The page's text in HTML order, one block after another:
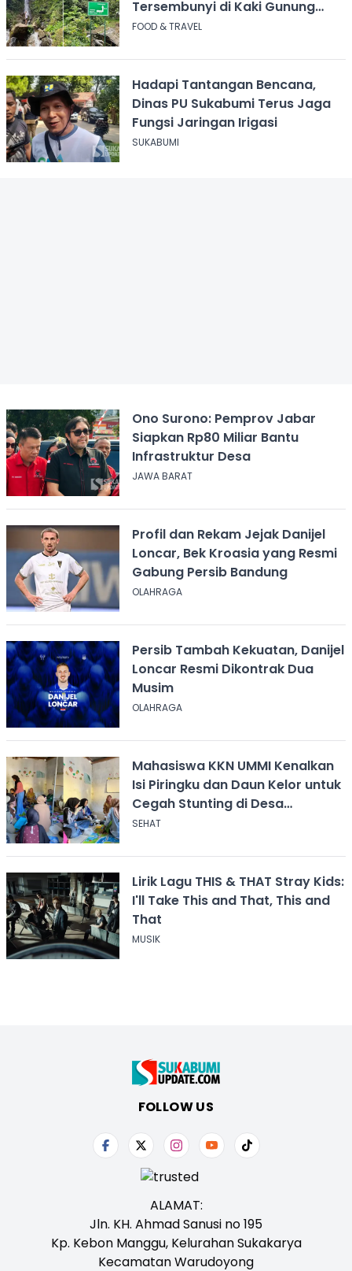
Tersembunyi di Kaki Gunung
Salak
FOOD & TRAVEL
Hadapi Tantangan Bencana,
Dinas PU Sukabumi Terus Jaga
Fungsi Jaringan Irigasi
SUKABUMI
Ono Surono: Pemprov Jabar
Siapkan Rp80 Miliar Bantu
Infrastruktur Desa
JAWA BARAT
Profil dan Rekam Jejak Danijel
Loncar, Bek Kroasia yang Resmi
Gabung Persib Bandung
OLAHRAGA
Persib Tambah Kekuatan, Danijel
Loncar Resmi Dikontrak Dua
Musim
OLAHRAGA
Mahasiswa KKN UMMI Kenalkan
Isi Piringku dan Daun Kelor untuk
Cegah Stunting di Desa
Calingcing
SEHAT
Lirik Lagu THIS & THAT Stray Kids:
I'll Take This and That, This and
That
MUSIK
FOLLOW US
ALAMAT:
Jln. KH. Ahmad Sanusi no 195
Kp. Kebon Manggu, Kelurahan Sukakarya
Kecamatan Warudoyong